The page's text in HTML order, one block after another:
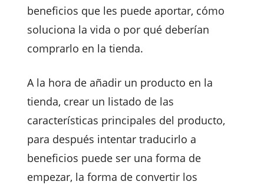
beneficios que les puede aportar, cómo
soluciona la vida o por qué deberían
comprarlo en la tienda.
A la hora de añadir un producto en la
tienda, crear un listado de las
características principales del producto,
para después intentar traducirlo a
beneficios puede ser una forma de
empezar, la forma de convertir los